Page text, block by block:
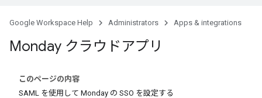
Google Workspace Help Administrators Apps & integrations
Monday クラウドアプリ
このページの内容
SAML を使用して Monday の SSO を設定する